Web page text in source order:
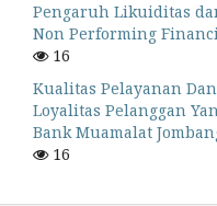
Pengaruh Likuiditas
Non Performing
16
Kualitas Pelayanan
Loyalitas Pelanggan
Bank Muamalat
16